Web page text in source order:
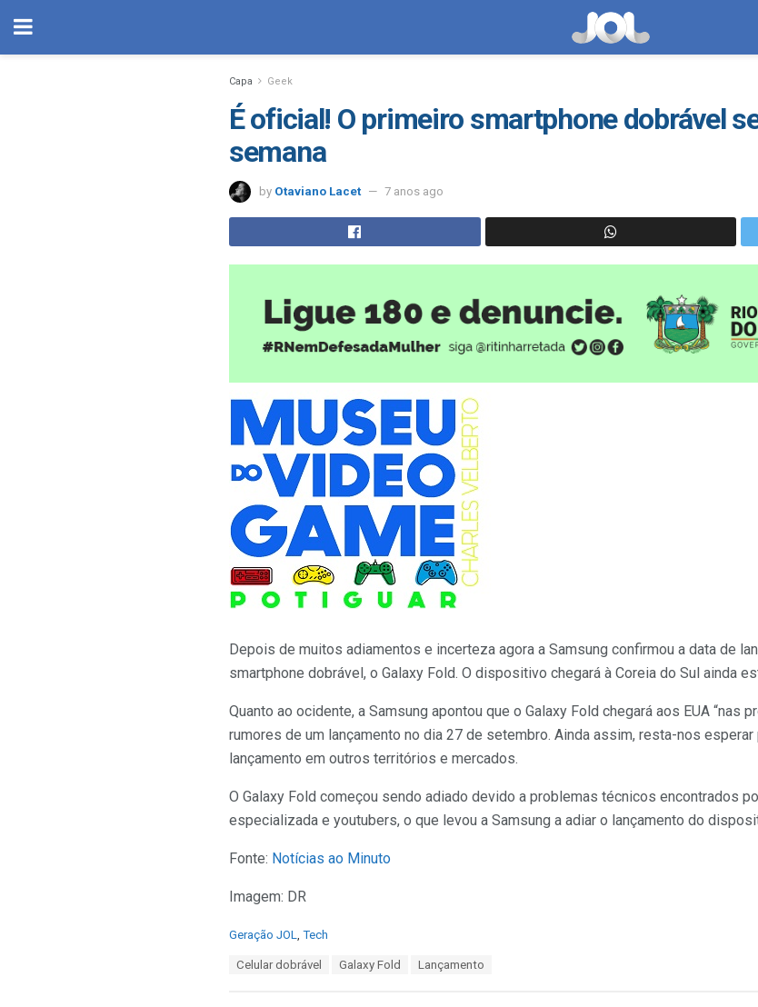
Capa Geek
É oficial! O primeiro smartphone dobrável
semana
by Otaviano Lacet 7 anos ago
Depois de muitos adiamentos e incerteza agora a Samsung confirmou a data de
smartphone dobrável, o Galaxy Fold. O dispositivo chegará à Coreia do Sul ainda
Quanto ao ocidente, a Samsung apontou que o Galaxy Fold chegará aos EUA “nas
rumores de um lançamento no dia 27 de setembro. Ainda assim, resta-nos
lançamento em outros territórios e mercados.
O Galaxy Fold começou sendo adiado devido a problemas técnicos encontrados
especializada e youtubers, o que levou a Samsung a adiar o lançamento do
Fonte: Notícias ao Minuto
Imagem: DR
C
Geração JOL Tech
Celular dobrável Galaxy Fold Lançamento